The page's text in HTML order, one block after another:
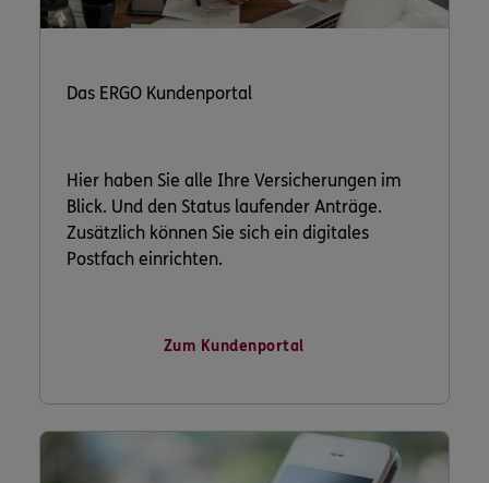
Das ERGO Kundenportal
Hier haben Sie alle Ihre Versicherungen im
Blick. Und den Status laufender Anträge.
Zusätzlich können Sie sich ein digitales
Postfach einrichten.
Zum Kundenportal